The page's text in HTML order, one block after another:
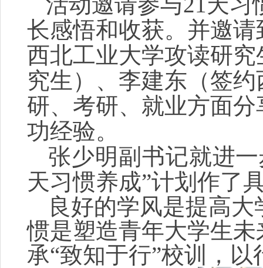
长感悟和收获。并邀
西北工业大学攻读研
究生）、李建东（签
研、考研、就业方面
功经验。
张少明副书记就进
天习惯养成”计划作了
良好的学风是提高
惯是塑造青年大学生
承“致知于行”校训，